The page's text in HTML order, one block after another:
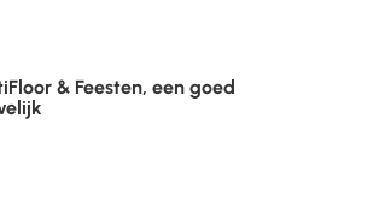
& Feesten, een goed